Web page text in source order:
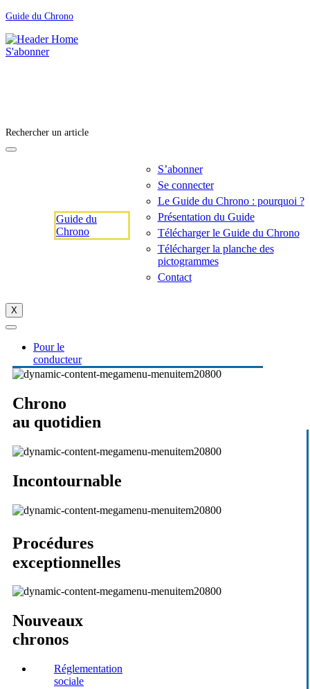
Guide du Chrono
S'abonner
Rechercher un article
Guide du
Chrono
S’abonner
Se connecter
Le Guide du Chrono : pourquoi ?
Présentation du Guide
Télécharger le Guide du Chrono
Télécharger la planche des
pictogrammes
Contact
X
Pour le
conducteur
Chrono
au quotidien
Incontournable
Procédures
exceptionnelles
Nouveaux
chronos
Réglementation
sociale